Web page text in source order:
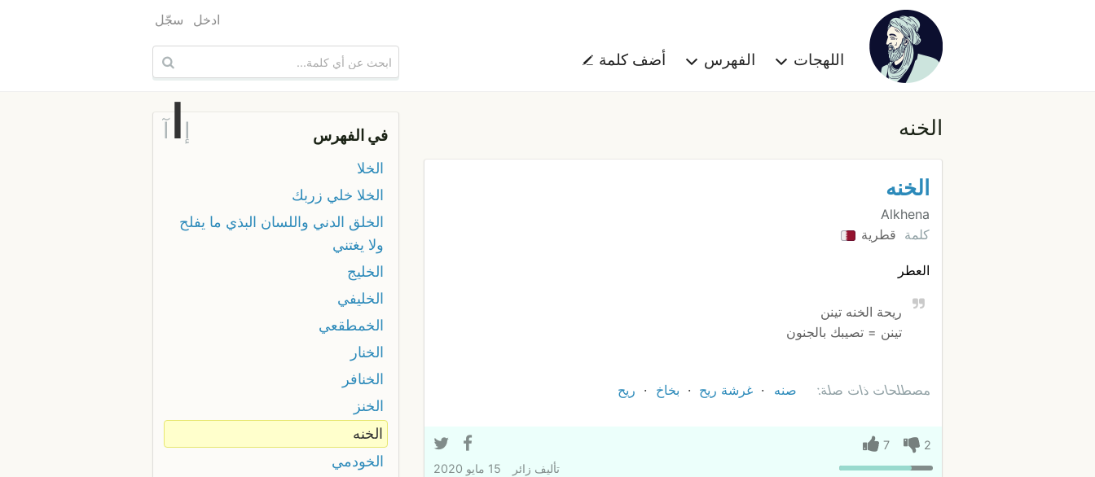
اللهجات الفهرس أضف كلمة
ادخل سجّل
الخنه
الخنه
Alkhena
كلمة قطرية
العطر
ريحة الخنه تينن
تينن = تصيبك بالجنون
مصطلحات ذات صلة: صنه غرشة ريح بخاخ ريح
2
7
تأليف زائر 15 مايو 2020
في الفهرس إ آ
الخلا
الخلا خلي زربك
الخلق الدني واللسان البذي ما يفلح
ولا يغتني
الخليج
الخليفي
الخمطقعي
الخنار
الخنافر
الخنز
الخنه
الخودمي